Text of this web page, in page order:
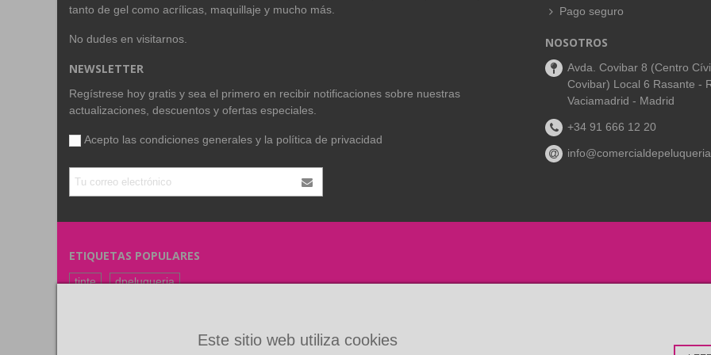
tanto de gel como acrílicas, maquillaje y mucho más.
No dudes en visitarnos.
NEWSLETTER
Regístrese hoy gratis y sea el primero en recibir notificaciones sobre nuestras
actualizaciones, descuentos y ofertas especiales.
Acepto las condiciones generales y la política de privacidad
Pago seguro
NOSOTROS
Avda. Covibar 8 (Centro
Covibar) Local 6 Rasante -
Vaciamadrid - Madrid
+34 91 666 12 20
ETIQUETAS POPULARES
tinte
dpeluqueria
Este sitio web utiliza cookies